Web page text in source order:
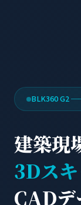
BLK360 G2
建築現
3Dス
CADデ